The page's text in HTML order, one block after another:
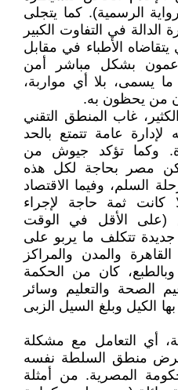
الرسمية). كما يتجلى
في التفاوت الكبير
الأطباء في مقابل
بشكل مباشر أمن
يسمى، بلا أي مواربة،
من يحظون به.
غاب المنطق التقني
عامة تتمتع بالحد
وكما تؤكد جيوش من
تكن مصر بحاجة لكل هذه
السلم، وفيما الاقتصاد
كانت ثمة حاجة لإجراء
(على الأقل في الوقت
جديدة تتكلف ما يربو على
والمدن والمراكز
وبالطبع، كان من الحكمة
الصحة والتعليم وسائر
الكيل وبلغ السيل الزبى
أي التعامل مع مشكلة
فرض منطق السلطة نفسه
المصرية. من أمثلة